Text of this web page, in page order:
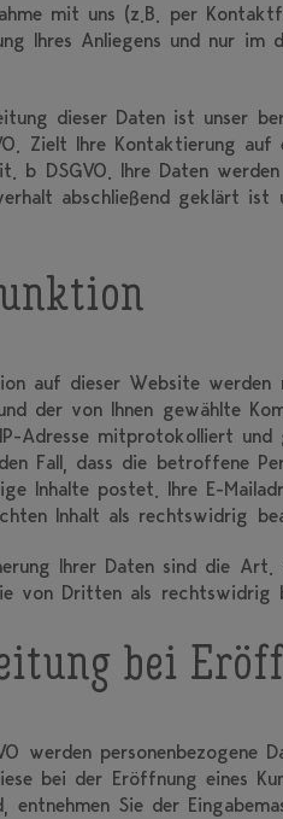
mit uns (z.B. per
Ihres Anliegens und nur im
dieser Daten ist unser
Zielt Ihre Kontaktierung
DSGVO. Ihre Daten
abschließend geklärt
auf dieser Website
der von Ihnen gewählte
Adresse mitprotokolliert und
Fall, dass die betroffene
Inhalte postet. Ihre E-
Inhalt als rechtswidrig
Ihrer Daten sind die
von Dritten als rechtswidrig
bei
werden personenbezogene
bei der Eröffnung eines
Sie der